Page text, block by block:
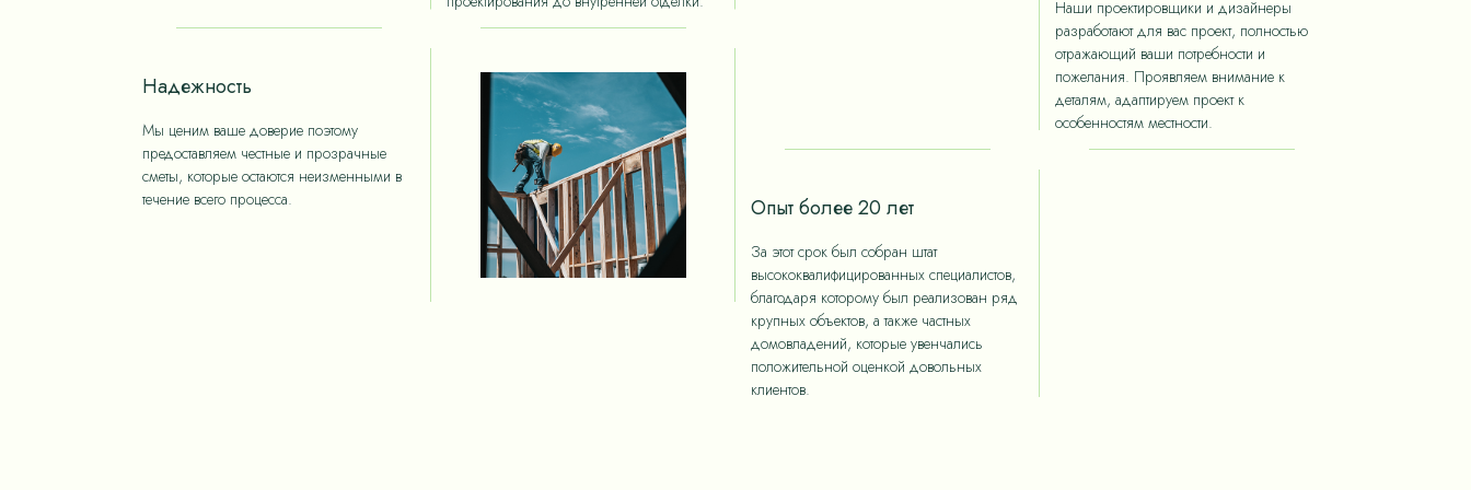
Надежность
Мы ценим ваше доверие поэтому
предоставляем честные и прозрачные
сметы, которые остаются неизменными в
течение всего процесса.
Наши проектировщики и дизайнеры
разработают для вас проект, полностью
отражающий ваши потребности и
пожелания. Проявляем внимание к
деталям, адаптируем проект к
особенностям местности.
Опыт более 20 лет
За этот срок был собран штат
высококвалифицированных специалистов,
благодаря которому был реализован ряд
крупных объектов, а также частных
домовладений, которые увенчались
положительной оценкой довольных
клиентов.